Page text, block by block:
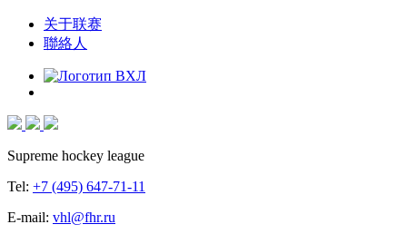
关于联赛
聯絡人
Supreme hockey league
Tel: +7 (495) 647-71-11
E-mail: vhl@fhr.ru